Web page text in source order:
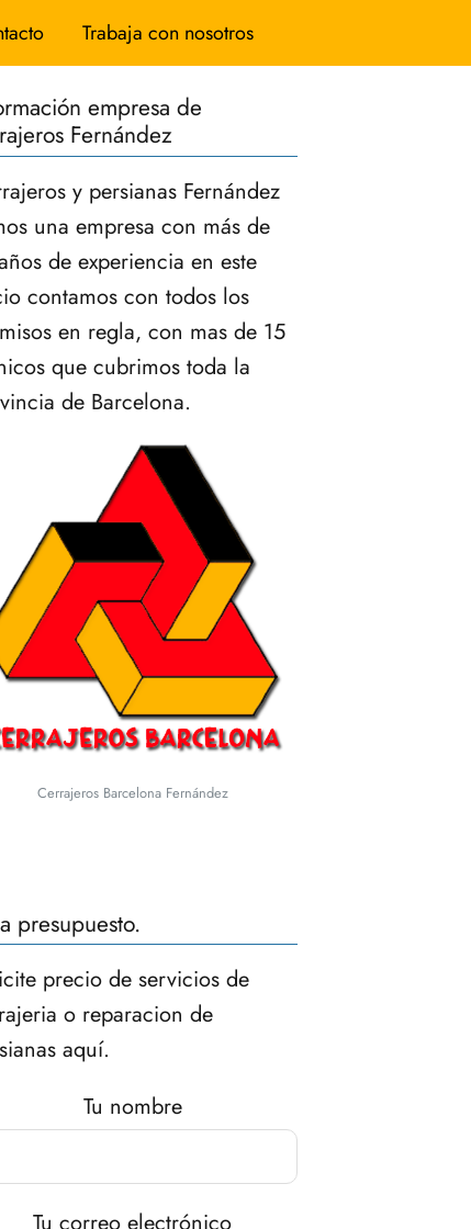
Trabaja con nosotros
empresa de
Fernández
y persianas Fernández
una empresa con más de
de experiencia en este
contamos con todos los
en regla, con mas de 15
que cubrimos toda la
de Barcelona.
Cerrajeros Barcelona Fernández
presupuesto.
precio de servicios de
o reparacion de
aquí.
Tu nombre